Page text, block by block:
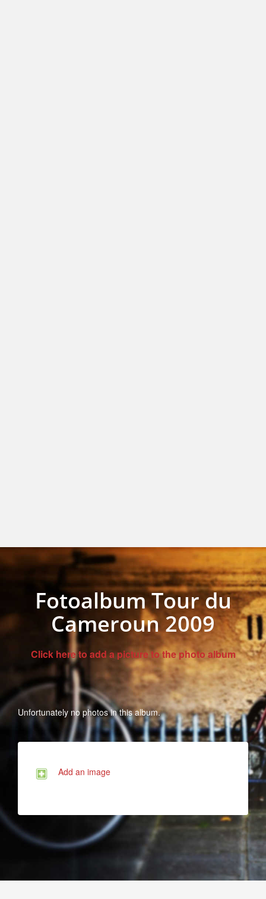
Fotoalbum Tour du
Cameroun 2009
Click here to add a picture to the photo album
Unfortunately no photos in this album.
Add an image